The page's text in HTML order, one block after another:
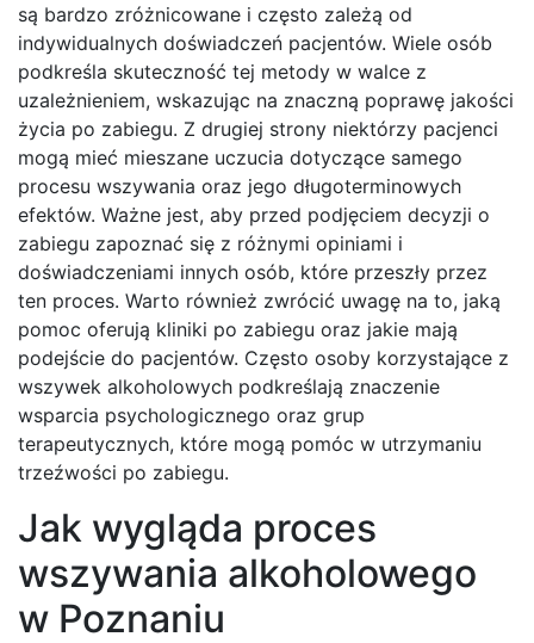
są bardzo zróżnicowane i często zależą od
indywidualnych doświadczeń pacjentów. Wiele osób
podkreśla skuteczność tej metody w walce z
uzależnieniem, wskazując na znaczną poprawę jakości
życia po zabiegu. Z drugiej strony niektórzy pacjenci
mogą mieć mieszane uczucia dotyczące samego
procesu wszywania oraz jego długoterminowych
efektów. Ważne jest, aby przed podjęciem decyzji o
zabiegu zapoznać się z różnymi opiniami i
doświadczeniami innych osób, które przeszły przez
ten proces. Warto również zwrócić uwagę na to, jaką
pomoc oferują kliniki po zabiegu oraz jakie mają
podejście do pacjentów. Często osoby korzystające z
wszywek alkoholowych podkreślają znaczenie
wsparcia psychologicznego oraz grup
terapeutycznych, które mogą pomóc w utrzymaniu
trzeźwości po zabiegu.
Jak wygląda proces
wszywania alkoholowego
w Poznaniu